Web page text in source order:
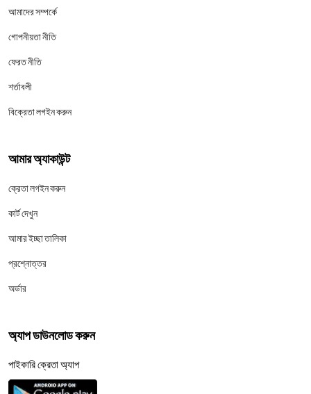
আমাদের সম্পর্কে
গোপনীয়তা নীতি
ফেরত নীতি
শর্তাবলী
বিক্রেতা লগইন করুন
আমার অ্যাকাউন্ট
ক্রেতা লগইন করুন
কার্ট দেখুন
আমার ইচ্ছা তালিকা
প্রশ্নোত্তর
অর্ডার
অ্যাপ ডাউনলোড করুন
পাইকারি ক্রেতা অ্যাপ